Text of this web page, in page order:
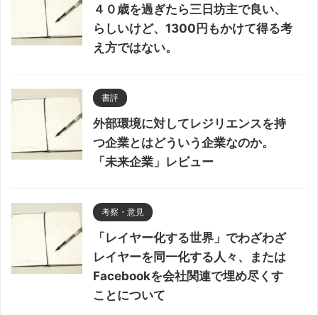
４０歳を過ぎたら三日坊主で良い、
らしいけど、1300円もかけて得る考
え方ではない。
書評
外部環境に対してレジリエンスを持
つ企業とはどういう企業なのか。
「未来企業」レビュー
考察・意見
「レイヤー化する世界」でわざわざ
レイヤーを同一化する人々、または
Facebookを会社関連で埋め尽くす
ことについて